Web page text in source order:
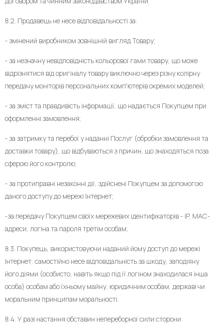
8.2. Продавець не несе відповідальності за:
- змінений виробником зовнішній вигляд Товару;
- за незначну невідповідність кольорової гами товару, що може
відрізнятися від оригіналу товару виключно через різну колірну
передачу моніторів персональних комп'ютерів окремих моделей;
- за зміст та правдивість інформації, що надається Покупцем при
оформленні замовлення;
- за затримку та перебої у наданні Послуг (обробки замовлення та
доставки товару), що відбуваються з причин, що знаходяться поза
сферою його контролю;
- за протиправні незаконні дії, здійснені Покупцем за допомогою
даного доступу до мережі Інтернет;
-за передачу Покупцем своїх мережевих ідентифікаторів - IP, MAC-
адреси, логіна та пароля третім особам;
8.3. Покупець, використовуючи наданий йому доступ до мережі
Інтернет, самостійно несе відповідальність за шкоду, заподіяну
його діями (особисто, навіть якщо під її логіном знаходилася інша
особа) особам або їхньому майну, юридичним особам, державі чи
моральним принципам моральності.
8.4. У разі настання обставин непереборної сили сторони